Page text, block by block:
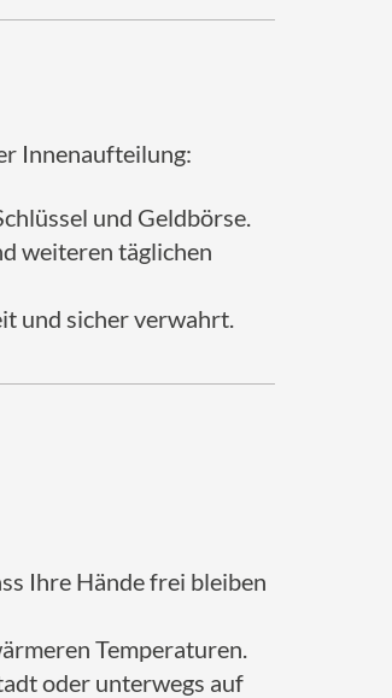
Innenaufteilung:
und Geldbörse.
weiteren täglichen
und sicher verwahrt.
Ihre Hände frei bleiben
Temperaturen.
oder unterwegs auf